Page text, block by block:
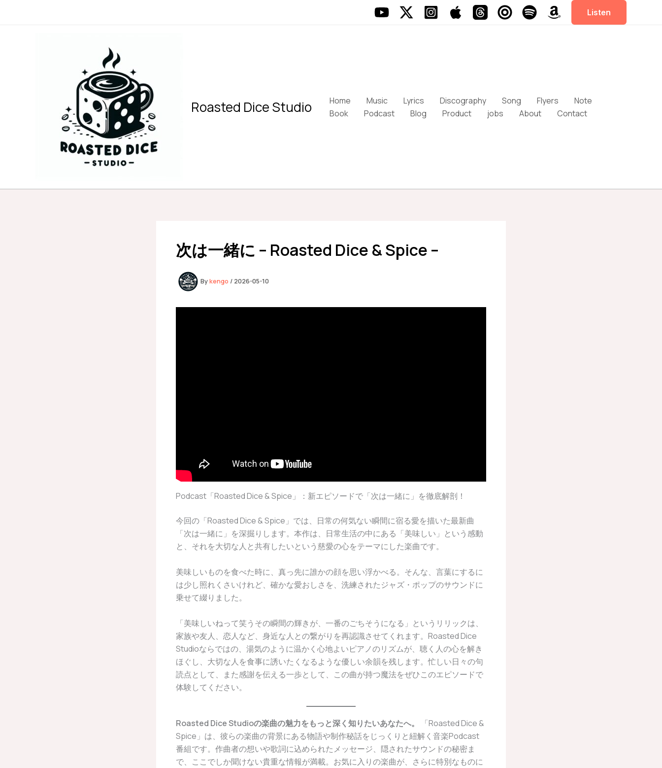
Listen
Roasted Dice Studio Home Music Lyrics Discography Song Flyers
Note
Book
Podcast Blog Product jobs About Contact
次は一緒に – Roasted Dice & Spice –
Bykengo / 2026-05-10
Podcast「Roasted Dice & Spice」：新エピソードで「次は一緒に」を徹底解剖！
今回の「Roasted Dice & Spice」では、日常の何気ない瞬間に宿る愛を描いた最新曲
「次は一緒に」を深掘りします。本作は、日常生活の中にある「美味しい」という感動
と、それを大切な人と共有したいという慈愛の心をテーマにした楽曲です。
美味しいものを食べた時に、真っ先に誰かの顔を思い浮かべる。そんな、言葉にするに
は少し照れくさいけれど、確かな愛おしさを、洗練されたジャズ・ポップのサウンドに
乗せて綴りました。
「美味しいねって笑うその瞬間の輝きが、一番のごちそうになる」というリリックは、
家族や友人、恋人など、身近な人との繋がりを再認識させてくれます。Roasted Dice
Studioならではの、湯気のように温かく心地よいピアノのリズムが、聴く人の心を解き
ほぐし、大切な人を食事に誘いたくなるような優しい余韻を残します。忙しい日々の句
読点として、また感謝を伝える一歩として、この曲が持つ魔法をぜひこのエピソードで
体験してください。
Roasted Dice Studioの楽曲の魅力をもっと深く知りたいあなたへ。
「Roasted Dice &
Spice」は、彼らの楽曲の背景にある物語や制作秘話をじっくりと紐解く音楽Podcast
番組です。作曲者の想いや歌詞に込められたメッセージ、隠されたサウンドの秘密ま
で、ここでしか聞けない貴重な情報が満載。お気に入りの楽曲が、さらに特別なものに